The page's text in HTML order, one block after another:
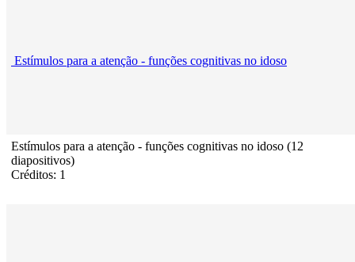
Estímulos para a atenção - funções cognitivas no idoso
Estímulos para a atenção - funções cognitivas no idoso (12
diapositivos)
Créditos: 1